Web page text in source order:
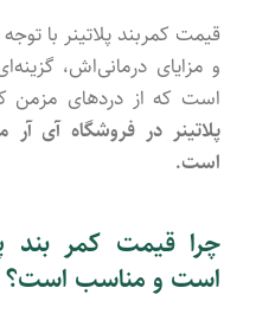
قیمت کمربند پلاتینر با
و مزایای درمانی‌اش،
است که از دردهای مزمن
است.
چرا قیمت کمر بند
است و مناسب است؟